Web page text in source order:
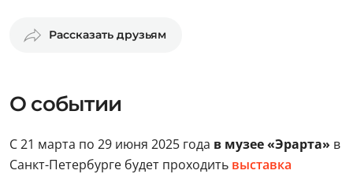
Рассказать друзьям
О событии
С 21 марта по 29 июня 2025 года в музее «Эрарта» в
Санкт-Петербурге будет проходить выставка